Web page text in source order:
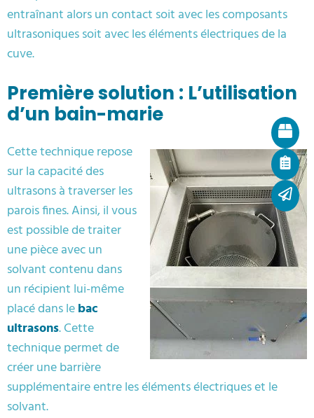
entraînant alors un contact soit avec les composants
ultrasoniques soit avec les éléments électriques de la
cuve.
Première solution : L’utilisation
d’un bain-marie
Cette technique repose
sur la capacité des
ultrasons à traverser les
parois fines. Ainsi, il vous
est possible de traiter
une pièce avec un
solvant contenu dans
un récipient lui-même
placé dans lebac
ultrasons. Cette
technique permet de
créer une barrière
supplémentaire entre les éléments électriques et le
solvant.